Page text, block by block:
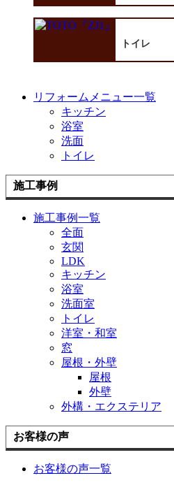
トイレ
リフォームメニュー一覧
キッチン
浴室
洗面
トイレ
施工事例
施工事例一覧
全面
玄関
LDK
キッチン
浴室
洗面室
トイレ
洋室・和室
窓
屋根・外壁
屋根
外壁
外構・エクステリア
お客様の声
お客様の声一覧